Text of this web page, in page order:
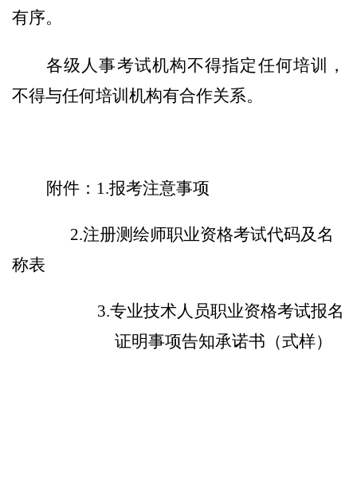
有序。
各级人事考试机构不得指定任何培训，
不得与任何培训机构有合作关系。
附件： 1.报考注意事项
2.注册测绘师职业资格考试代码及名
称表
3.专业技术人员职业资格考试报名
证明事项告知承诺书（式样）